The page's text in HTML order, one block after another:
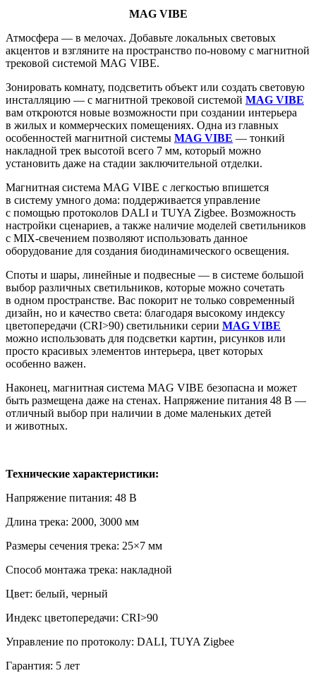
MAG VIBE
Атмосфера — в мелочах. Добавьте локальных световых
акцентов и взгляните на пространство по-новому с магнитной
трековой системой MAG VIBE.
Зонировать комнату, подсветить объект или создать световую
инсталляцию — с магнитной трековой системой MAG VIBE
вам откроются новые возможности при создании интерьера
в жилых и коммерческих помещениях. Одна из главных
особенностей магнитной системы MAG VIBE — тонкий
накладной трек высотой всего 7 мм, который можно
установить даже на стадии заключительной отделки.
Магнитная система MAG VIBE с легкостью впишется
в систему умного дома: поддерживается управление
с помощью протоколов DALI и TUYA Zigbee. Возможность
настройки сценариев, а также наличие моделей светильников
с MIX-свечением позволяют использовать данное
оборудование для создания биодинамического освещения.
Споты и шары, линейные и подвесные — в системе большой
выбор различных светильников, которые можно сочетать
в одном пространстве. Вас покорит не только современный
дизайн, но и качество света: благодаря высокому индексу
цветопередачи (CRI>90) светильники серии MAG VIBE
можно использовать для подсветки картин, рисунков или
просто красивых элементов интерьера, цвет которых
особенно важен.
Наконец, магнитная система MAG VIBE безопасна и может
быть размещена даже на стенах. Напряжение питания 48 В —
отличный выбор при наличии в доме маленьких детей
и животных.
Технические характеристики:
Напряжение питания: 48 В
Длина трека: 2000, 3000 мм
Размеры сечения трека: 25×7 мм
Способ монтажа трека: накладной
Цвет: белый, черный
Индекс цветопередачи: CRI>90
Управление по протоколу: DALI, TUYA Zigbee
Гарантия: 5 лет